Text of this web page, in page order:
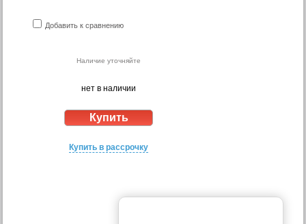
Добавить к сравнению
Наличие уточняйте
нет в наличии
Купить в рассрочку